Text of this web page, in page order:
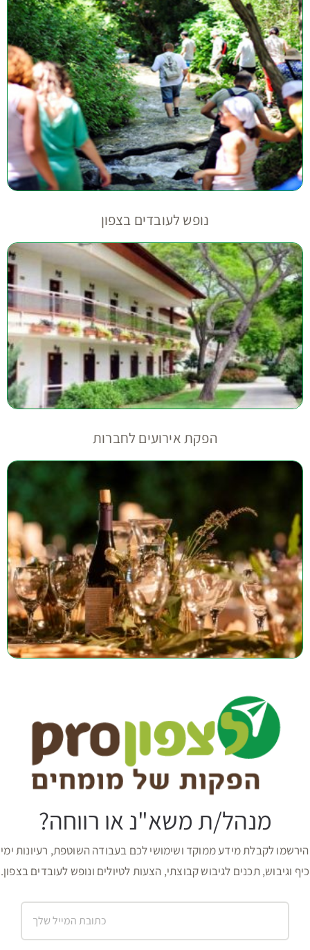
נופש לעובדים בצפון
הפקת אירועים לחברות
מנהל/ת משא"נ או רווחה?
הירשמו לקבלת מידע ממוקד ושימושי לכם בעבודה השוטפת, רעיונות ימי
כיף וגיבוש, תכנים לגיבוש קבוצתי, הצעות לטיולים ונופש לעובדים בצפון.